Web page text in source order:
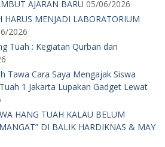
AJARAN BARU 05/06/2026
HARUS MENJADI LABORATORIUM
2026
Tuah : Kegiatan Qurban dan
Tawa Cara Saya Mengajak Siswa
1 Jakarta Lupakan Gadget Lewat
HANG TUAH KALAU BELUM
DI BALIK HARDIKNAS & MAY